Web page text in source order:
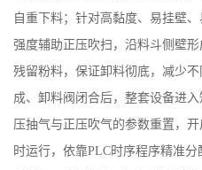
自重下料；针对高黏度、易挂壁
强度辅助正压吹扫，沿料斗侧壁
残留粉料，保证卸料彻底，减少
成、卸料阀闭合后，整套设备进
压抽气与正压吹气的参数重置，
时运行，依靠PLC时序程序精准